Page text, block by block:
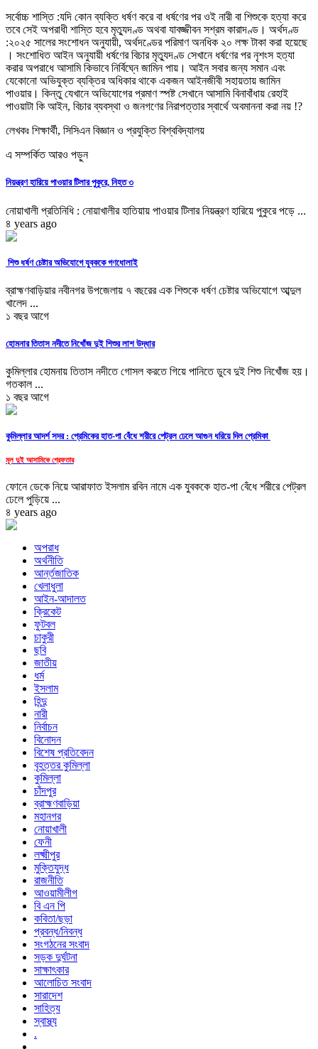
সর্বোচ্চ শাস্তি :যদি কোন ব্যক্তি ধর্ষণ করে বা ধর্ষণের পর ওই নারী বা শিশুকে হত্যা করে
তবে সেই অপরাধী শাস্তি হবে মৃত্যুদণ্ড অথবা যাবজ্জীবন সশ্রম কারাদণ্ড। অর্থদণ্ড
:২০২৫ সালের সংশোধন অনুযায়ী, অর্থদণ্ডের পরিমাণ অনধিক ২০ লক্ষ টাকা করা হয়েছে
। সংশোধিত আইন অনুযায়ী ধর্ষণের বিচার মৃত্যুদণ্ড সেখানে ধর্ষণের পর নৃশংস হত্যা
করার অপরাধে আসামি কিভাবে নির্বিঘ্নে জামিন পায়। আইন সবার জন্য সমান এবং
যেকোনো অভিযুক্ত ব্যক্তির অধিকার থাকে একজন আইনজীবী সহায়তায় জামিন
পাওয়ার। কিন্তু যেখানে অভিযোগের প্রমাণ স্পষ্ট সেখানে আসামি বিনাবাঁধায় রেহাই
পাওয়াটা কি আইন, বিচার ব্যবস্থা ও জনগণের নিরাপত্তার স্বার্থে অবমাননা করা নয় !?
লেখকঃ শিক্ষার্থী, সিসিএন বিজ্ঞান ও প্রযুক্তি বিশ্ববিদ্যালয়
এ সম্পর্কিত আরও পড়ুন
নিয়ন্ত্রণ হারিয়ে পাওয়ার টিলার পুকুরে, নিহত ৩
নোয়াখালী প্রতিনিধি : নোয়াখালীর হাতিয়ায় পাওয়ার টিলার নিয়ন্ত্রণ হারিয়ে পুকুরে পড়ে ...
৪ years ago
শিশু ধর্ষণ চেষ্টার অভিযোগে যুবককে গণধোলাই
ব্রাহ্মণবাড়িয়ার নবীনগর উপজেলায় ৭ বছরের এক শিশুকে ধর্ষণ চেষ্টার অভিযোগে আব্দুল
খালেদ ...
১ বছর আগে
হোমনার তিতাস নদীতে নিখোঁজ দুই শিশুর লাশ উদ্ধার
কুমিল্লার হোমনায় তিতাস নদীতে গোসল করতে গিয়ে পানিতে ডুবে দুই শিশু নিখোঁজ হয়।
গতকাল ...
১ বছর আগে
কুমিল্লার আদর্শ সদর : প্রেমিকের হাত-পা বেঁধে শরীরে পেট্রল ঢেলে আগুন ধরিয়ে দিল প্রেমিকা
মূল দুই আসামিকে গ্রেফতার
ফোনে ডেকে নিয়ে আরাফাত ইসলাম রবিন নামে এক যুবককে হাত-পা বেঁধে শরীরে পেট্রল
ঢেলে পুড়িয়ে ...
৪ years ago
অপরাধ
অর্থনীতি
আর্ন্তজাতিক
খেলাধুলা
আইন-আদালত
ক্রিকেট
ফুটবল
চাকুরী
ছবি
জাতীয়
ধর্ম
ইসলাম
হিন্দু
নারী
নির্বাচন
বিনোদন
বিশেষ প্রতিবেদন
বৃহত্তর কুমিল্লা
কুমিল্লা
চাঁদপুর
ব্রাহ্মণবাড়িয়া
মহানগর
নোয়াখালী
ফেনী
লক্ষ্মীপুর
মুক্তিযুদ্ধ
রাজনীতি
আওয়ামীলীগ
বি এন পি
কবিতা/ছড়া
প্রবন্ধ/নিবন্ধ
সংগঠনের সংবাদ
সড়ক দুর্ঘটনা
সাক্ষাৎকার
আলোচিত সংবাদ
সারাদেশ
সাহিত্য
স্বাস্থ্য
.